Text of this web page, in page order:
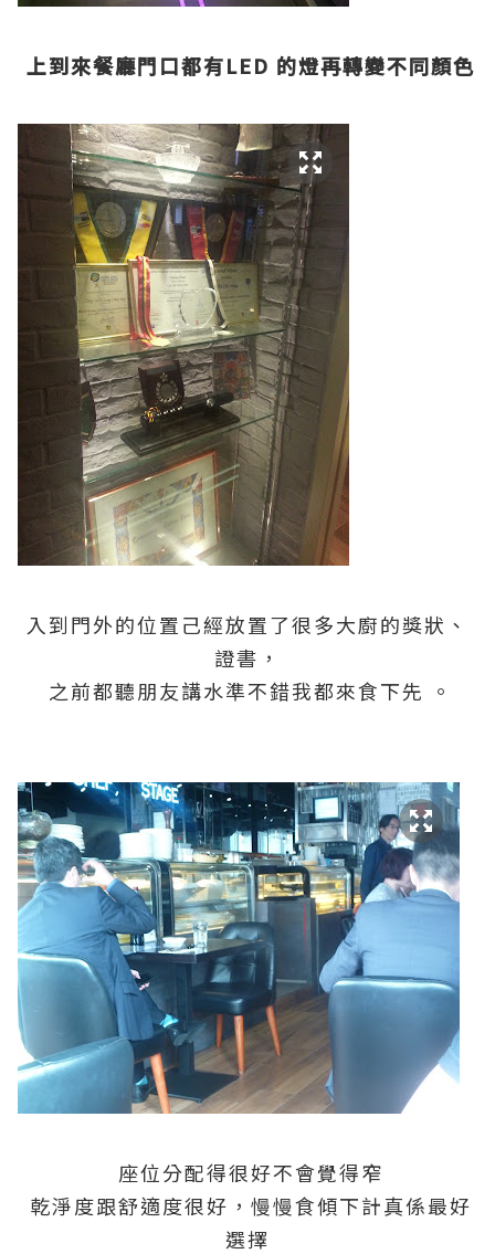
上到來餐廳門口都有LED 的燈再轉變不同顏色
入到門外的位置己經放置了很多大廚的獎狀、
證書，
之前都聽朋友講水準不錯我都來食下先 。
座位分配得很好不會覺得窄
乾淨度跟舒適度很好，慢慢食傾下計真係最好
選擇